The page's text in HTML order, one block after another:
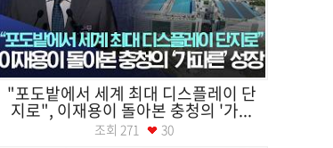
"포도밭에서 세계 최대 디스플레이 단
지로", 이재용이 돌아본 충청의 '가...
조회 271 30